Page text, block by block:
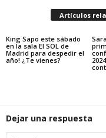
Artículos
King Sapo este sábado
en la sala El SOL de
Madrid para despedir el
año! ¿Te vienes?
Dejar una respuesta